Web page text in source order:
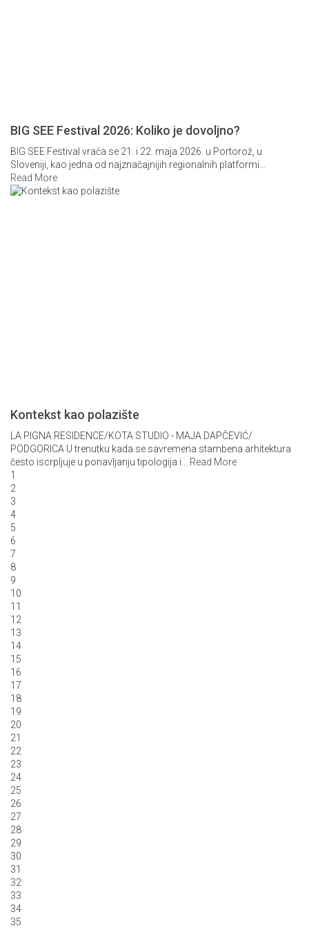
BIG SEE Festival 2026: Koliko je dovoljno?
BIG SEE Festival vraća se 21. i 22. maja 2026. u Portorož, u
Sloveniji, kao jedna od najznačajnijih regionalnih platformi
Read More
Kontekst kao polazište
LA PIGNA RESIDENCE/KOTA STUDIO - MAJA DAPČEVIĆ/
PODGORICA U trenutku kada se savremena stambena arhitektura
često iscrpljuje u ponavljanju tipologija i
Read More
1
2
3
4
5
6
7
8
9
10
11
12
13
14
15
16
17
18
19
20
21
22
23
24
25
26
27
28
29
30
31
32
33
34
35